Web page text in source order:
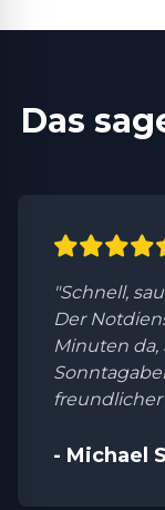
Das
"Schnell,
Der
Minuten da,
- Michael